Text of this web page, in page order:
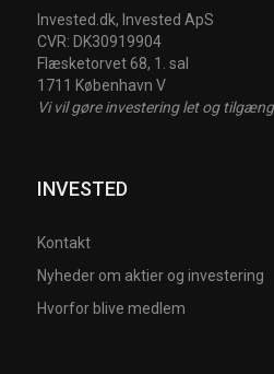
Invested.dk, Invested ApS
CVR: DK30919904
Flæsketorvet 68, 1. sal
1711 København V
Vi vil gøre investering let og
INVESTED
Kontakt
Nyheder om aktier og investering
Hvorfor blive medlem